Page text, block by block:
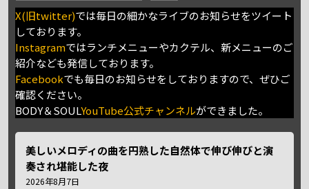
X(旧twitter)では毎日の細かなライブのお知らせをツイート
しております。
Instagramではランチメニューやカクテル、新メニューのご
紹介なども発信しております。
Facebookでも毎日のお知らせをしておりますので、ぜひご
確認ください。
BODY＆SOULYouTube公式チャンネルができました。
美しいメロディの曲を円熟した自然体で伸び伸びと演
奏され堪能した夜
2026年8月7日